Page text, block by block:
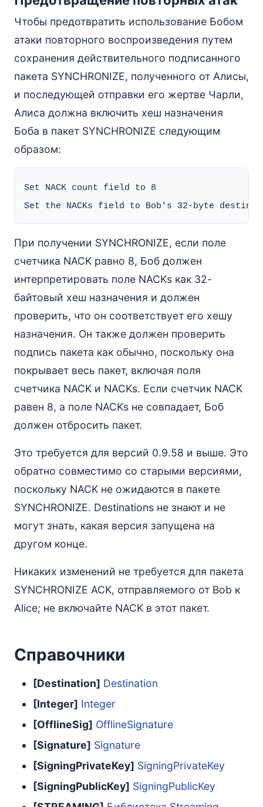
Чтобы предотвратить использование Бобом
атаки повторного воспроизведения путем
сохранения действительного подписанного
пакета SYNCHRONIZE, полученного от Алисы,
и последующей отправки его жертве Чарли,
Алиса должна включить хеш назначения
Боба в пакет SYNCHRONIZE следующим
образом:
Set NACK count field to 8
При получении SYNCHRONIZE, если поле
счетчика NACK равно 8, Боб должен
интерпретировать поле NACKs как 32-
байтовый хеш назначения и должен
проверить, что он соответствует его хешу
назначения. Он также должен проверить
подпись пакета как обычно, поскольку она
покрывает весь пакет, включая поля
счетчика NACK и NACKs. Если счетчик NACK
равен 8, а поле NACKs не совпадает, Боб
должен отбросить пакет.
Это требуется для версий 0.9.58 и выше. Это
обратно совместимо со старыми версиями,
поскольку NACK не ожидаются в пакете
SYNCHRONIZE. Destinations не знают и не
могут знать, какая версия запущена на
другом конце.
Никаких изменений не требуется для пакета
SYNCHRONIZE ACK, отправляемого от Bob к
Alice; не включайте NACK в этот пакет.
Справочники
[Destination] Destination
[Integer] Integer
[OfflineSig] OfflineSignature
[Signature] Signature
[SigningPrivateKey] SigningPrivateKey
[SigningPublicKey] SigningPublicKey